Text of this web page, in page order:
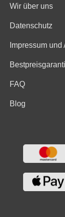
Fett
Wir über uns
Datenschutz
Impressum und
FAQ
Blog